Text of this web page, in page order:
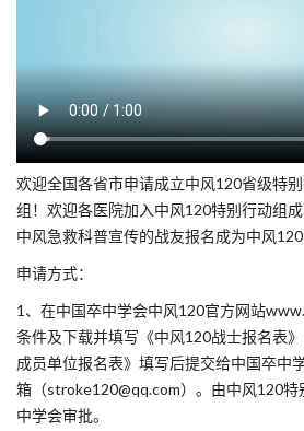
欢迎全国各省市申请成立中风120省级特
组！欢迎各医院加入中风120特别行动组
中风急救科普宣传的战友报名成为中风120
申请方式：
1、在中国卒中学会中风120官方网站
条件及下载并填写《中风120战士报名表
成员单位报名表》填写后提交给中国卒中
箱（stroke120@qq.com）。由中风120
中学会审批。